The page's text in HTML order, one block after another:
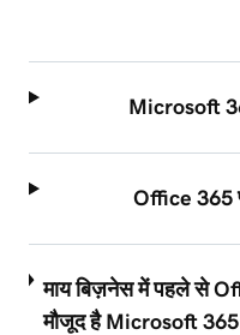
Microsoft
Office 365
माय बिज़नेस में पहले से
मौजूद है Microsoft 365